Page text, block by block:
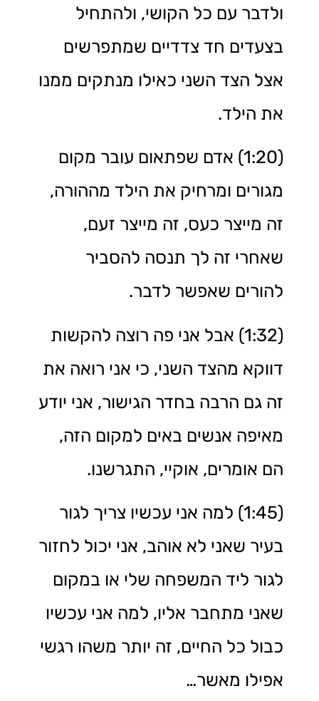
ולדבר עם כל הקושי, ולהתחיל
בצעדים חד צדדיים שמתפרשים
אצל הצד השני כאילו מנתקים ממנו
את הילד.
(1:20) אדם שפתאום עובר מקום
מגורים ומרחיק את הילד מההורה,
זה מייצר כעס, זה מייצר זעם,
שאחרי זה לך תנסה להסביר
להורים שאפשר לדבר.
(1:32) אבל אני פה רוצה להקשות
דווקא מהצד השני, כי אני רואה את
זה גם הרבה בחדר הגישור, אני יודע
מאיפה אנשים באים למקום הזה,
הם אומרים, אוקיי, התגרשנו.
(1:45) למה אני עכשיו צריך לגור
בעיר שאני לא אוהב, אני יכול לחזור
לגור ליד המשפחה שלי או במקום
שאני מתחבר אליו, למה אני עכשיו
כבול כל החיים, זה יותר משהו רגשי
אפילו מאשר…